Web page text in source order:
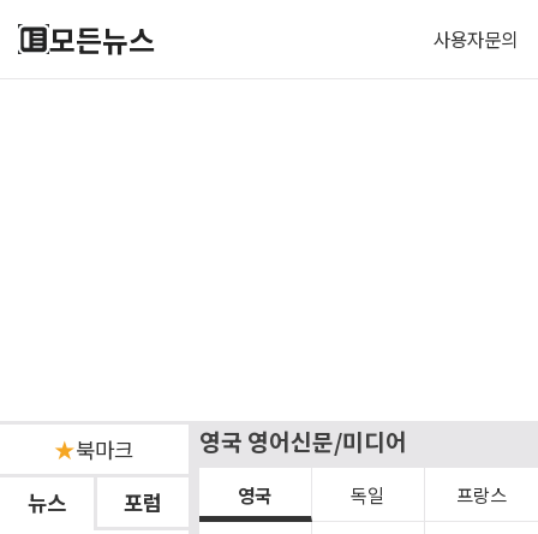
모든뉴스 사용자문의
★북마크
뉴스
포럼
영국 영어신문/미디어
영국 독일 프랑스